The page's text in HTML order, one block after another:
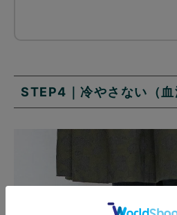
STEP4｜冷やさない（血